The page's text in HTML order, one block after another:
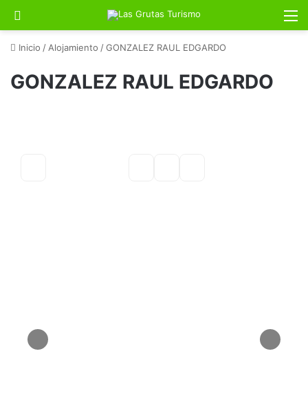
Inicio / Alojamiento /GONZALEZ RAUL EDGARDO
GONZALEZ RAUL EDGARDO